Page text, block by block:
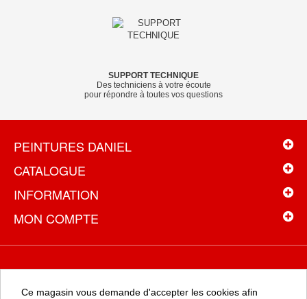
SUPPORT TECHNIQUE
Des techniciens à votre écoute
pour répondre à toutes vos questions
PEINTURES DANIEL
CATALOGUE
INFORMATION
MON COMPTE
Ce magasin vous demande d'accepter les cookies afin